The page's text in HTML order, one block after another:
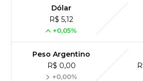
Dólar
R$ 5,12
+0,05%
Peso Argentino
R$ 0,00
+0,00%